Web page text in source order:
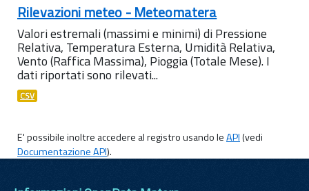
Rilevazioni meteo - Meteomatera
Valori estremali (massimi e minimi) di Pressione
Relativa, Temperatura Esterna, Umidità Relativa,
Vento (Raffica Massima), Pioggia (Totale Mese). I
dati riportati sono rilevati...
CSV
E' possibile inoltre accedere al registro usando leAPI(vedi
Documentazione API).